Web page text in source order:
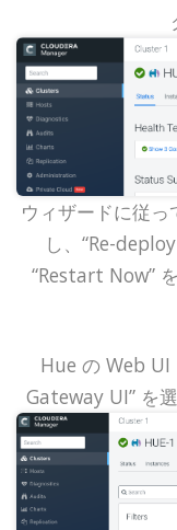
ウィザードに従
し、“Re-
“Restart Now”
Hue の Web UI
Gateway UI” を